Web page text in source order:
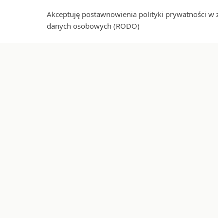
Akceptuję postawnowienia polityki prywatności w
danych osobowych (RODO)